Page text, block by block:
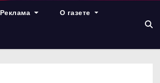
Реклама О газете